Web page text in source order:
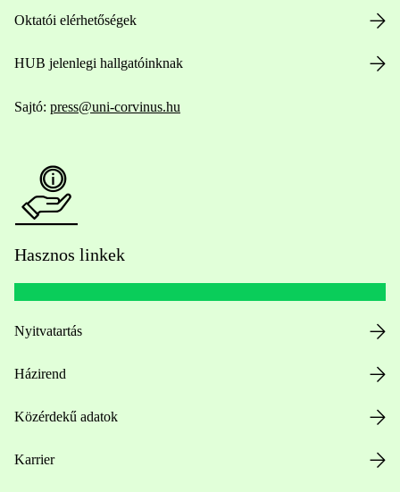
Oktatói elérhetőségek
HUB jelenlegi hallgatóinknak
Sajtó: press@uni-corvinus.hu
Hasznos linkek
Nyitvatartás
Házirend
Közérdekű adatok
Karrier